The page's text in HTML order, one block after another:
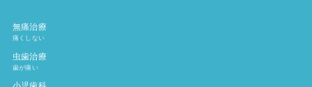
無痛治療
痛くしない
虫歯治療
歯が痛い